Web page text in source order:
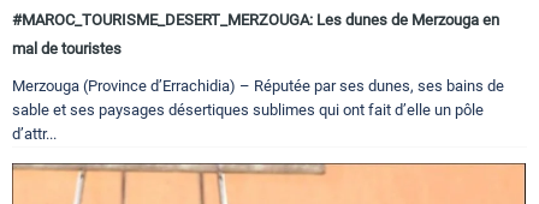
#MAROC_TOURISME_DESERT_MERZOUGA: Les dunes de Merzouga en
mal de touristes
Merzouga (Province d’Errachidia) – Réputée par ses dunes, ses bains de
sable et ses paysages désertiques sublimes qui ont fait d’elle un pôle
d’attr...